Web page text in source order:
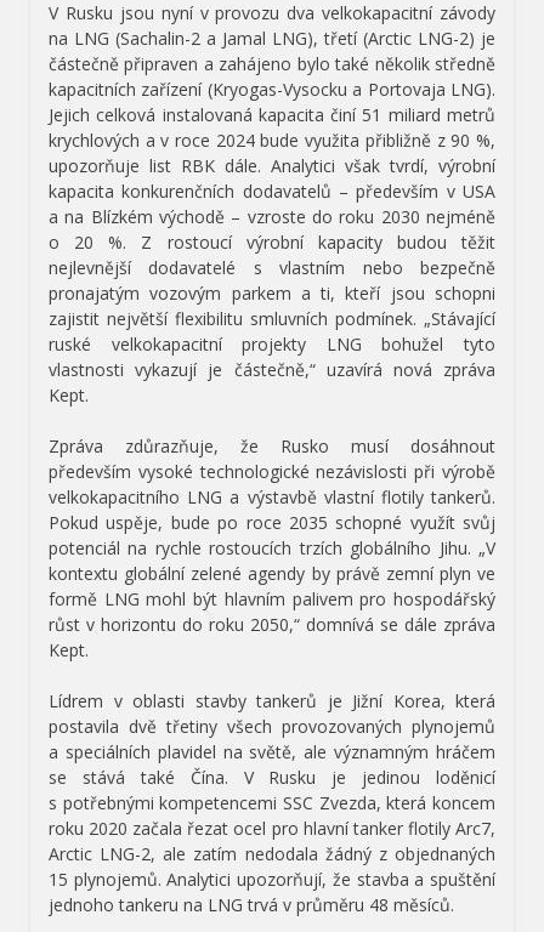
V Rusku jsou nyní v provozu dva velkokapacitní závody
na LNG (Sachalin-2 a Jamal LNG), třetí (Arctic LNG-2) je
částečně připraven a zahájeno bylo také několik středně
kapacitních zařízení (Kryogas-Vysocku a Portovaja LNG).
Jejich celková instalovaná kapacita činí 51 miliard metrů
krychlových a v roce 2024 bude využita přibližně z 90 %,
upozorňuje list RBK dále. Analytici však tvrdí, výrobní
kapacita konkurenčních dodavatelů – především v USA
a na Blízkém východě – vzroste do roku 2030 nejméně
o 20 %. Z rostoucí výrobní kapacity budou těžit
nejlevnější dodavatelé s vlastním nebo bezpečně
pronajatým vozovým parkem a ti, kteří jsou schopni
zajistit největší flexibilitu smluvních podmínek. „Stávající
ruské velkokapacitní projekty LNG bohužel tyto
vlastnosti vykazují je částečně,“ uzavírá nová zpráva
Kept.
Zpráva zdůrazňuje, že Rusko musí dosáhnout
především vysoké technologické nezávislosti při výrobě
velkokapacitního LNG a výstavbě vlastní flotily tankerů.
Pokud uspěje, bude po roce 2035 schopné využít svůj
potenciál na rychle rostoucích trzích globálního Jihu. „V
kontextu globální zelené agendy by právě zemní plyn ve
formě LNG mohl být hlavním palivem pro hospodářský
růst v horizontu do roku 2050,“ domnívá se dále zpráva
Kept.
Lídrem v oblasti stavby tankerů je Jižní Korea, která
postavila dvě třetiny všech provozovaných plynojemů
a speciálních plavidel na světě, ale významným hráčem
se stává také Čína. V Rusku je jedinou loděnicí
s potřebnými kompetencemi SSC Zvezda, která koncem
roku 2020 začala řezat ocel pro hlavní tanker flotily Arc7,
Arctic LNG-2, ale zatím nedodala žádný z objednaných
15 plynojemů. Analytici upozorňují, že stavba a spuštění
jednoho tankeru na LNG trvá v průměru 48 měsíců.